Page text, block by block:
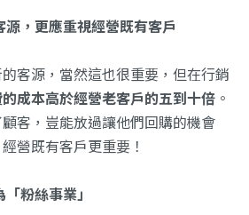
，更應重視經營既有客戶
客源，當然這也很重要，但在行銷
成本高於經營老客戶的五到十倍 。
客，豈能放過讓他們回購的機會
營既有客戶更重要！
粉絲事業」